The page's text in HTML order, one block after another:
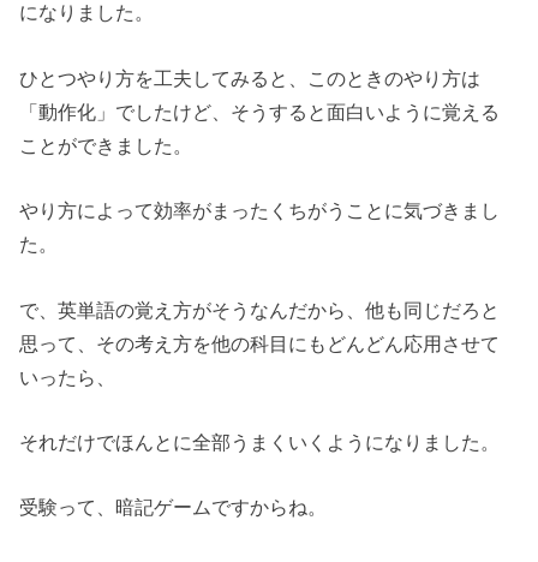
になりました。
ひとつやり方を工夫してみると、このときのやり方は
「動作化」でしたけど、そうすると面白いように覚える
ことができました。
やり方によって効率がまったくちがうことに気づきまし
た。
で、英単語の覚え方がそうなんだから、他も同じだろと
思って、その考え方を他の科目にもどんどん応用させて
いったら、
それだけでほんとに全部うまくいくようになりました。
受験って、暗記ゲームですからね。